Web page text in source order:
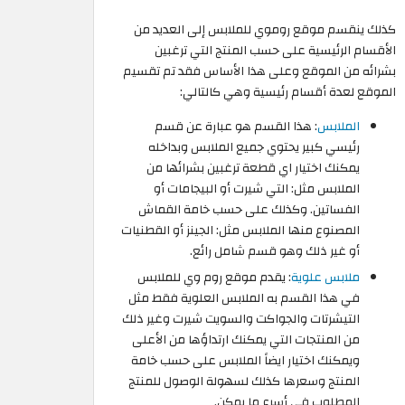
كذلك ينقسم موقع روموي للملابس إلى العديد من
الأقسام الرئيسية على حسب المنتج التي ترغبين
بشرائه من الموقع وعلى هذا الأساس فقد تم تقسيم
الموقع لعدة أقسام رئيسية وهي كالتالي:
الملابس: هذا القسم هو عبارة عن قسم
رئيسي كبير يحتوي جميع الملابس وبداخله
يمكنك اختيار اي قطعة ترغبين بشرائها من
الملابس مثل: التي شيرت أو البيجامات أو
الفساتين. وكذلك على حسب خامة القماش
المصنوع منها الملابس مثل: الجينز أو القطنيات
أو غير ذلك وهو قسم شامل رائع.
ملابس علوية: يقدم موقع روم وي للملابس
في هذا القسم به الملابس العلوية فقط مثل
التيشرتات والجواكت والسويت شيرت وغير ذلك
من المنتجات التي يمكنك ارتداؤها من الأعلى
ويمكنك اختيار ايضاً الملابس على حسب خامة
المنتج وسعرها كذلك لسهولة الوصول للمنتج